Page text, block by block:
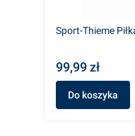
Sport-Thieme
99,99 zł
Do koszyka